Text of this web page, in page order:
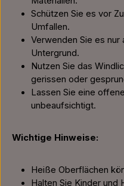
Schützen Sie es vor
Umfallen.
Verwenden Sie es
Untergrund.
Nutzen Sie das
gerissen oder
Lassen Sie eine
unbeaufsichtigt.
Wichtige Hinweise:
Heiße Oberflächen
Halten Sie Kinder und